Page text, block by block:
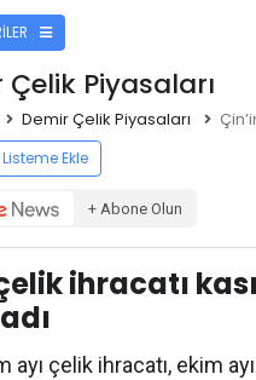
Çelik Piyasaları
Demir Çelik Piyasaları
Ekle
+ Abone Olun
ihracatı
ayı çelik ihracatı, ekim